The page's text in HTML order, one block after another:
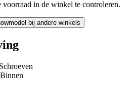
in de winkel te controleren.
bij andere winkels